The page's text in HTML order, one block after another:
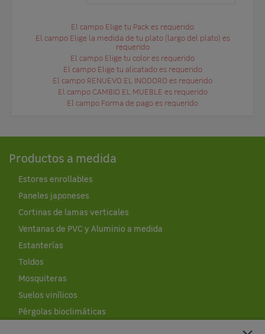
El campo Elige tu Pack es requerido
El campo Elige la medida de tu plato (largo del plato) es
requerido
El campo Elige tu color es requerido
El campo Elige tu alicatado es requerido
El campo RENUEVO EL INODORO es requerido
El campo CAMBIO EL MUEBLE es requerido
El campo Forma de pago es requerido
Productos a medida
Estores enrollables
Paneles japoneses
Cortinas de lamas verticales
Ventanas de PVC y Aluminio a medida
Estanterías
Toldos
Mosquiteras
Suelos vinílicos
Pérgolas bioclimáticas